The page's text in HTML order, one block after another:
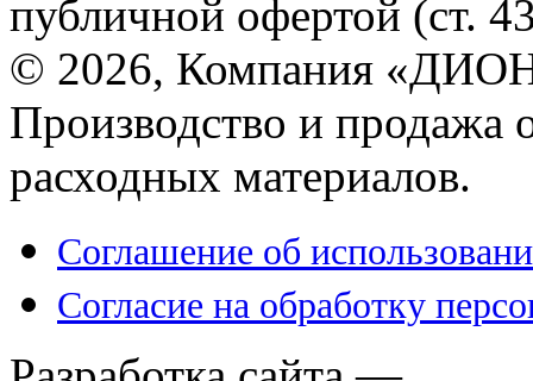
публичной офертой (ст.
© 2026, Компания
Производство и продажа
расходных материалов.
Соглашение об
Согласие на обработку